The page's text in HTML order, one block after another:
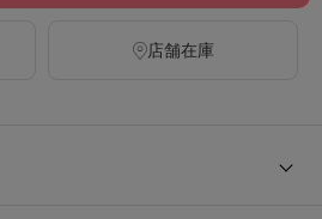
店舗在庫